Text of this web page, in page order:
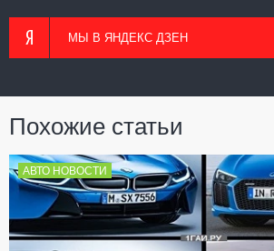
МЫ В ЯНДЕКС ДЗЕН
Похожие статьи
АВТО НОВОСТИ